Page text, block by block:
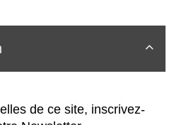

de ce site, inscrivez-